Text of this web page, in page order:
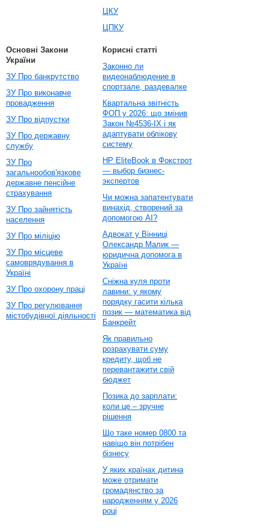
ЦКУ
ЦПКУ
Основні Закони
України
ЗУ Про банкрутство
ЗУ Про виконавче
провадження
ЗУ Про відпустки
ЗУ Про державну
службу
ЗУ Про
загальнообов'язкове
державне пенсійне
страхування
ЗУ Про зайнятість
населення
ЗУ Про міліцію
ЗУ Про місцеве
самоврядування в
Україні
ЗУ Про охорону праці
ЗУ Про регулювання
містобудівної діяльності
Корисні статті
Законно ли
видеонаблюдение в
спортзале, раздевалке
Квартальна звітність
ФОП у 2026: що змінив
Закон №4536-IX і як
адаптувати облікову
систему
HP EliteBook в Фокстрот
— выбор бизнес-
экспертов
Чи можна запатентувати
винахід, створений за
допомогою AI?
Адвокат у Вінниці
Олександр Малик —
юридична допомога в
Україні
Сніжна куля проти
лавини: у якому
порядку гасити кілька
позик — математика від
Банкрейт
Як правильно
розрахувати суму
кредиту, щоб не
перевантажити свій
бюджет
Позика до зарплати:
коли це – зручне
рішення
Що таке номер 0800 та
навіщо він потрібен
бізнесу
У яких країнах дитина
може отримати
громадянство за
народженням у 2026
році